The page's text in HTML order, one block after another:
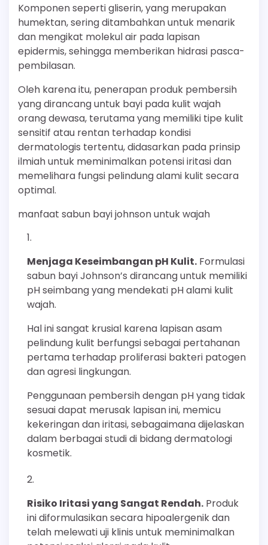
Komponen seperti gliserin, yang merupakan
humektan, sering ditambahkan untuk menarik
dan mengikat molekul air pada lapisan
epidermis, sehingga memberikan hidrasi pasca-
pembilasan.
Oleh karena itu, penerapan produk pembersih
yang dirancang untuk bayi pada kulit wajah
orang dewasa, terutama yang memiliki tipe kulit
sensitif atau rentan terhadap kondisi
dermatologis tertentu, didasarkan pada prinsip
ilmiah untuk meminimalkan potensi iritasi dan
memelihara fungsi pelindung alami kulit secara
optimal.
manfaat sabun bayi johnson untuk wajah
Menjaga Keseimbangan pH Kulit. Formulasi
sabun bayi Johnson’s dirancang untuk memiliki
pH seimbang yang mendekati pH alami kulit
wajah.
Hal ini sangat krusial karena lapisan asam
pelindung kulit berfungsi sebagai pertahanan
pertama terhadap proliferasi bakteri patogen
dan agresi lingkungan.
Penggunaan pembersih dengan pH yang tidak
sesuai dapat merusak lapisan ini, memicu
kekeringan dan iritasi, sebagaimana dijelaskan
dalam berbagai studi di bidang dermatologi
kosmetik.
Risiko Iritasi yang Sangat Rendah. Produk
ini diformulasikan secara hipoalergenik dan
telah melewati uji klinis untuk meminimalkan